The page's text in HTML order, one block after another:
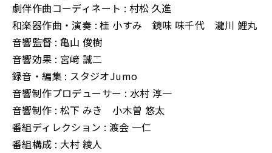
劇伴作曲コーディネート : 村松 久進
和楽器作曲・演奏 : 桂 小すみ 鏡味 味千代 瀧川 鯉丸
音響監督 : 亀山 俊樹
音響効果 : 宮﨑 誠二
録音・編集 : スタジオJumo
音響制作プロデューサー : 水村 淳一
音響制作 : 松下 みき 小木曽 悠太
番組ディレクション : 渡会 一仁
番組構成 : 大村 綾人